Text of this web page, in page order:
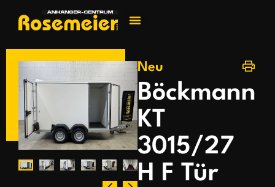
Neu
Böckmann
KT
3015/27
H F Tür